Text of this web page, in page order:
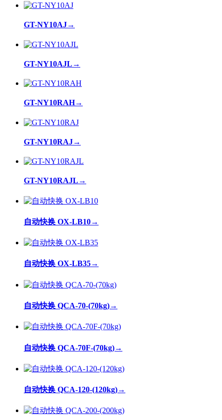
GT-NY10AJ→
GT-NY10AJL →
GT-NY10RAH→
GT-NY10RAJ→
GT-NY10RAJL →
自动快换 OX-LB10→
自动快换 OX-LB35→
自动快换 QCA-70-(70kg)→
自动快换 QCA-70F-(70kg)→
自动快换 QCA-120-(120kg)→